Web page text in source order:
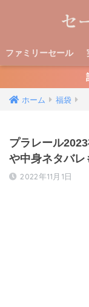
ファミリーセール
ホーム 福袋
プラレール
や中身ネタバレ
2022年11月1日